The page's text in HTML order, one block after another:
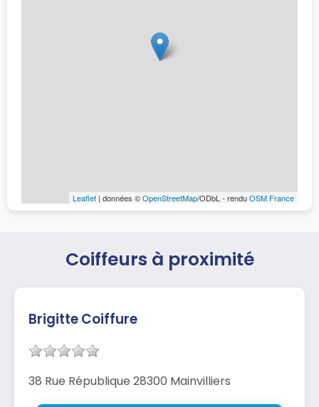
Leaflet | données ©OpenStreetMap/ODbL - renduOSM France
Coiffeurs à proximité
Brigitte Coiffure
38 Rue République 28300 Mainvilliers